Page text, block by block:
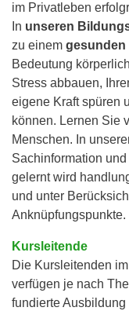
im Privatleben
In unseren
zu einem gesunden
Bedeutung
Stress abbauen,
eigene Kraft spüren
können. Lernen Sie
Menschen. In
Sachinformation und
gelernt wird
und unter
Anknüpfungspunkte.
Kursleitende
Die Kursleitenden
verfügen je nach
fundierte